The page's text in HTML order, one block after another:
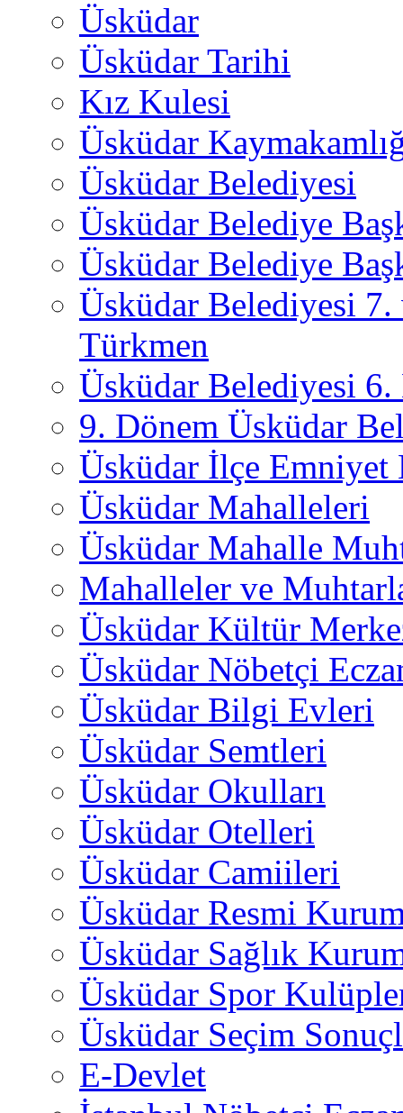
Üsküdar
Üsküdar Tarihi
Kız Kulesi
Üsküdar
Üsküdar Belediyesi
Üsküdar Belediye
Üsküdar Belediye
Üsküdar Belediyesi
Türkmen
Üsküdar Belediyesi 6.
9. Dönem Üsküdar
Üsküdar İlçe
Üsküdar Mahalleleri
Üsküdar Mahalle
Mahalleler ve
Üsküdar Kültür
Üsküdar Nöbetçi
Üsküdar Bilgi Evleri
Üsküdar Semtleri
Üsküdar Okulları
Üsküdar Otelleri
Üsküdar Camiileri
Üsküdar Resmi
Üsküdar Sağlık
Üsküdar Spor
Üsküdar Seçim
E-Devlet